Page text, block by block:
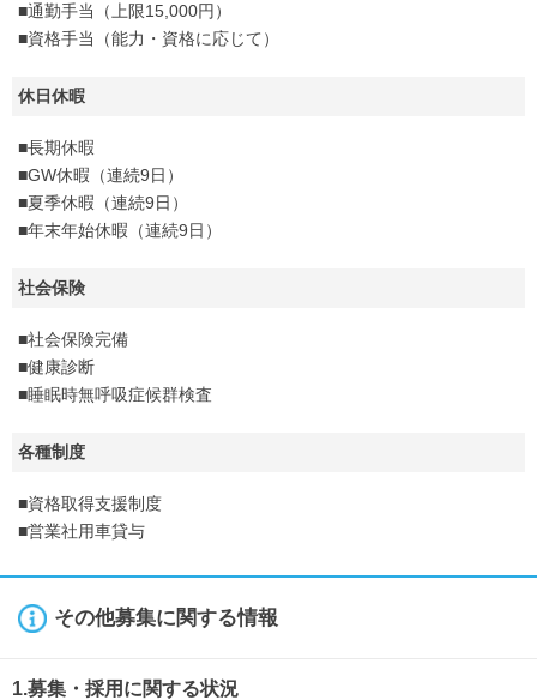
■通勤手当（上限15,000円）
■資格手当（能力・資格に応じて）
休日休暇
■長期休暇
■GW休暇（連続9日）
■夏季休暇（連続9日）
■年末年始休暇（連続9日）
社会保険
■社会保険完備
■健康診断
■睡眠時無呼吸症候群検査
各種制度
■資格取得支援制度
■営業社用車貸与
その他募集に関する情報
1.募集・採用に関する状況